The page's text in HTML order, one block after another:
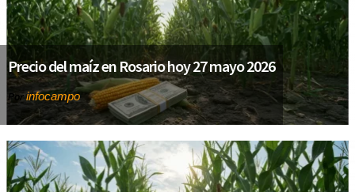
Precio del maíz en Rosario hoy 27 mayo 2026
Porinfocampo